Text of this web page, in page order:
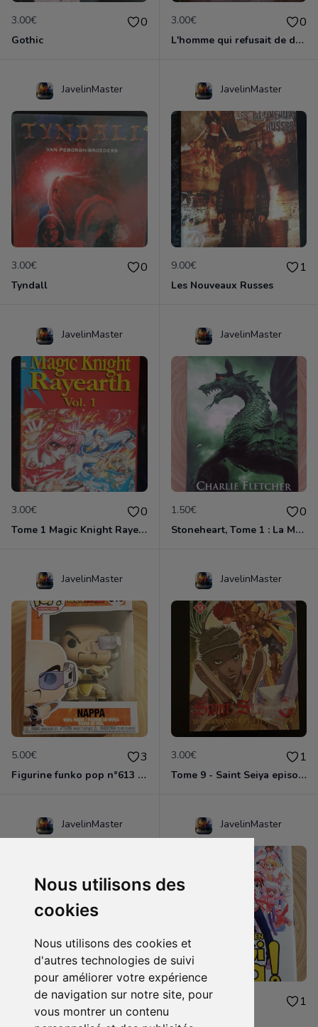
Nous utilisons des
cookies
Nous utilisons des cookies et
d'autres technologies de suivi
pour améliorer votre expérience
de navigation sur notre site, pour
vous montrer un contenu
3.00€ 0
Gothic
3.00€ 0
L'homme qui refusait de dormir
JavelinMaster
3.00€ 0
Tyndall
JavelinMaster
9.00€ 1
Les Nouveaux Russes
JavelinMaster
3.00€ 0
Tome 1 Magic Knight Rayearth
JavelinMaster
1.50€ 0
Stoneheart, Tome 1 : La Malédiction de pierre
JavelinMaster
5.00€ 3
Figurine funko pop n°613 - Dragon ball z - Nappa
JavelinMaster
3.00€ 1
Tome 9 - Saint Seiya episode G
JavelinMaster
2.00€ 1
Negi ma tome 9
JavelinMaster
2.00€ 1